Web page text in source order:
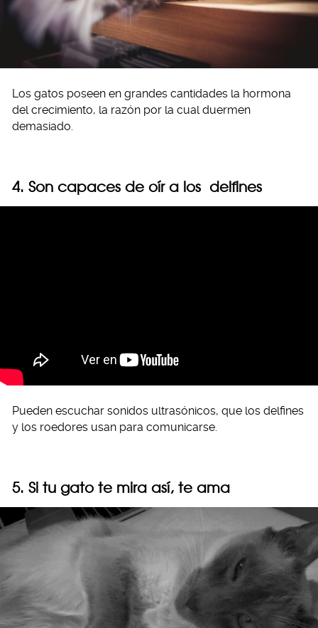
Los gatos poseen en grandes cantidades la hormona
del crecimiento, la razón por la cual duermen
demasiado.
4. Son capaces de oír a los delfines
Pueden escuchar sonidos ultrasónicos, que los delfines
y los roedores usan para comunicarse.
5. Si tu gato te mira así, te ama